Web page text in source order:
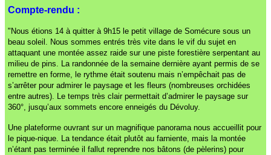
Compte-rendu :
"Nous étions 14 à quitter à 9h15 le petit village de Somécure sous un
beau soleil. Nous sommes entrés très vite dans le vif du sujet en
attaquant une montée assez raide sur une piste forestière serpentant au
milieu de pins. La randonnée de la semaine dernière ayant permis de se
remettre en forme, le rythme était soutenu mais n’empêchait pas de
s’arrêter pour admirer le paysage et les fleurs (nombreuses orchidées
entre autres). Le temps très clair permettait d’admirer le paysage sur
360°, jusqu’aux sommets encore enneigés du Dévoluy.
Une plateforme ouvrant sur un magnifique panorama nous accueillit pour
le pique-nique. La tendance était plutôt au farniente, mais la montée
n’étant pas terminée il fallut reprendre nos bâtons (de pèlerins) pour